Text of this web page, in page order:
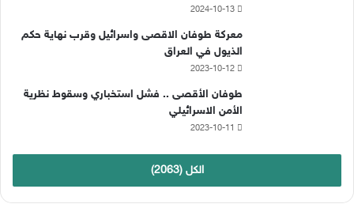
ك
2024-10-13
معركة طوفان الاقصى واسرائيل وقرب نهاية حكم
الذيول في العراق
2023-10-12
طوفان الأقصى .. فشل استخباري وسقوط نظرية
الأمن الاسرائيلي
2023-10-11
الكل (2063)